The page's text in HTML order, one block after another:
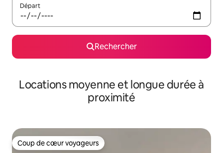
Départ
Rechercher
Locations moyenne et longue durée à
proximité
Coup de cœur voyageurs
Coup de cœur voyageurs